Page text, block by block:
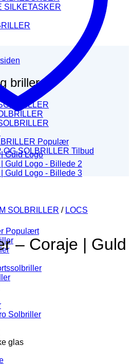
SILKETASKER
briller
OG SOLBRILLER
Solbriller
SOLBRILLER / LOCS
– Coraje | Guld
glas